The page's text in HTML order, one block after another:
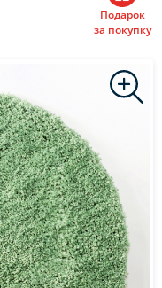
Подарок
за покупку